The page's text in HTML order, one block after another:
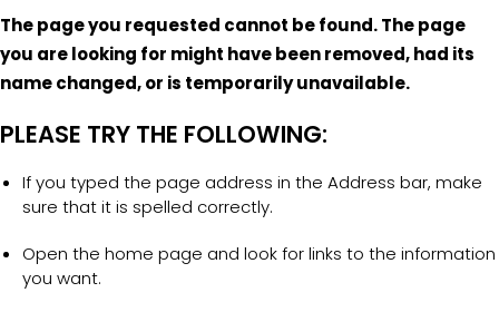
The page you requested cannot be found. The page
you are looking for might have been removed, had its
name changed, or is temporarily unavailable.
PLEASE TRY THE FOLLOWING:
If you typed the page address in the Address bar, make
sure that it is spelled correctly.
Open the home page and look for links to the information
you want.